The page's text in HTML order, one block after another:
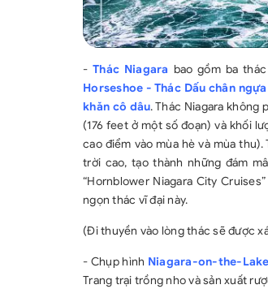
-Thác Niagara bao gồm ba
Horseshoe - Thác Dấu chân ngựa
khăn cô dâu. Thác Niagara
(176 feet ở một số đoạn) và khối
cao điểm vào mùa hè và mùa
trời cao, tạo thành những đám
“Hornblower Niagara City
ngọn thác vĩ đại này.
(Đi thuyền vào lòng thác sẽ được
- Chụp hình Niagara-on-the-Lake
Trang trại trồng nho và sản xuất